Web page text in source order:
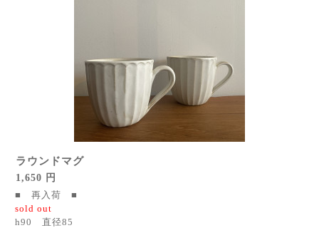
ラウンドマグ
1,650 円
■ 再入荷 ■
sold out
h90 直径85